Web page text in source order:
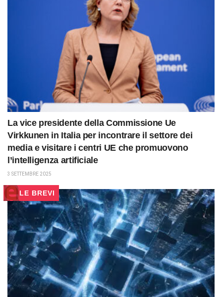
La vice presidente della Commissione Ue
Virkkunen in Italia per incontrare il settore dei
media e visitare i centri UE che promuovono
l’intelligenza artificiale
3 SETTEMBRE 2025
LE BREVI